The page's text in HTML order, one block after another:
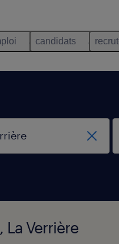
candidats
Verrière